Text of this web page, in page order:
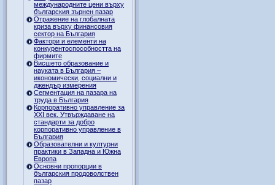
международните цени върху
българския зърнен пазар
Отражение на глобалната
криза върху финансовия
сектор на България
Фактори и елементи на
конкурентоспособността на
фирмите
Висшето образование и
науката в България –
икономически, социални и
джендър измерения
Сегментация на пазара на
труда в България
Корпоративно управление за
XXI век. Утвърждаване на
стандарти за добро
корпоративно управление в
България
Образователни и културни
практики в Западна и Южна
Европа
Основни пропорции в
българския продоволствен
пазар